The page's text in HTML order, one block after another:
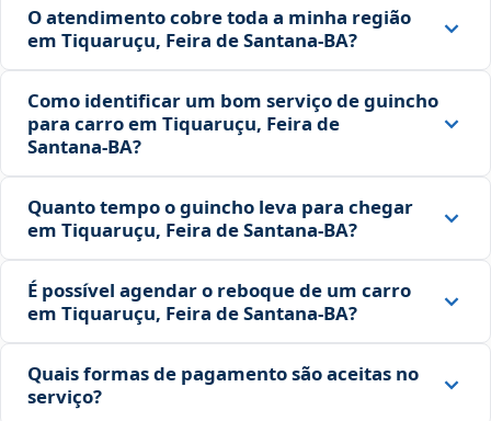
O atendimento cobre toda a minha região
em Tiquaruçu, Feira de Santana‑BA?
Como identificar um bom serviço de guincho
para carro em Tiquaruçu, Feira de
Santana‑BA?
Quanto tempo o guincho leva para chegar
em Tiquaruçu, Feira de Santana‑BA?
É possível agendar o reboque de um carro
em Tiquaruçu, Feira de Santana‑BA?
Quais formas de pagamento são aceitas no
serviço?